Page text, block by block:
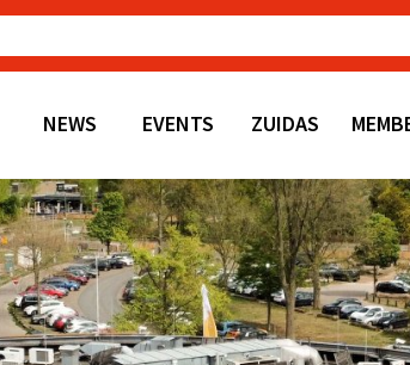
NEWS EVENTS ZUIDAS